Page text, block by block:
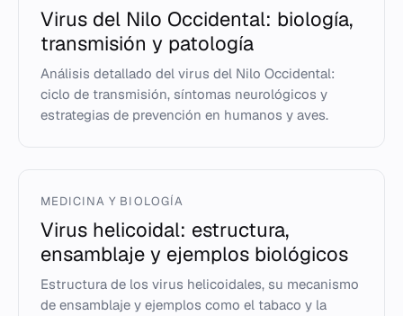
Virus del Nilo Occidental: biología,
transmisión y patología
Análisis detallado del virus del Nilo Occidental:
ciclo de transmisión, síntomas neurológicos y
estrategias de prevención en humanos y aves.
MEDICINA Y BIOLOGÍA
Virus helicoidal: estructura,
ensamblaje y ejemplos biológicos
Estructura de los virus helicoidales, su mecanismo
de ensamblaje y ejemplos como el tabaco y la